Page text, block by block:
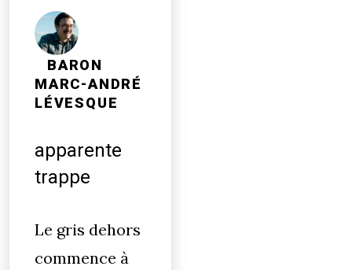
BARON
MARC-ANDRÉ
LÉVESQUE
apparente
trappe
Le gris dehors
commence à